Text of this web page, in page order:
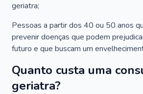
geriatra;
Pessoas a partir dos 40 ou 50 anos
prevenir doenças que podem
futuro e que buscam um
Quanto custa uma
geriatra?